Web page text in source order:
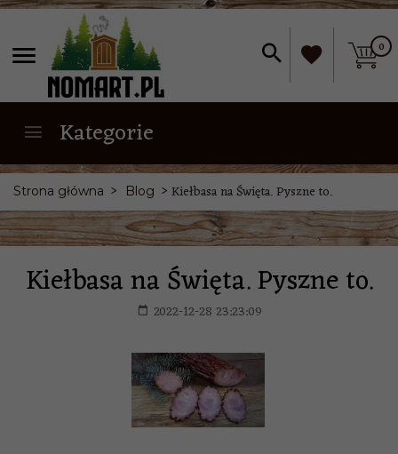
0
Kategorie
Strona główna Blog Kiełbasa na Święta. Pyszne to.
Kiełbasa na Święta. Pyszne to.
2022-12-28 23:23:09